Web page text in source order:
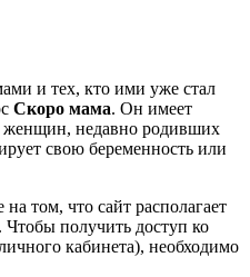
и тех, кто ими уже стал
Скоро мама. Он имеет
женщин, недавно родивших
свою беременность или
том, что сайт располагает
получить доступ ко
кабинета), необходимо